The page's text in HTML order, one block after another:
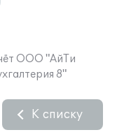
ООО "АйТи
8"
К списку